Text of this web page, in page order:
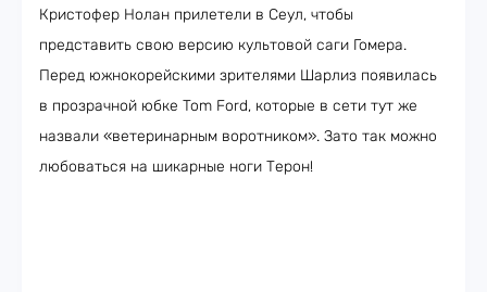
Кристофер Нолан прилетели в Сеул, чтобы
представить свою версию культовой саги Гомера.
Перед южнокорейскими зрителями Шарлиз появилась
в прозрачной юбке Tom Ford, которые в сети тут же
назвали «ветеринарным воротником». Зато так можно
любоваться на шикарные ноги Терон!